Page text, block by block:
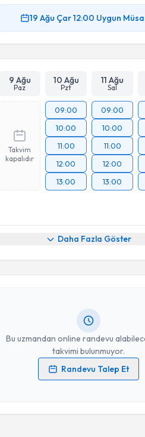
19 Ağu Çar12:00 Uygun
9 Ağu
Paz
10 Ağu
Pzt
11 Ağu
Sal
Takvim
kapalıdır
09:00
10:00
11:00
12:00
13:00
09:00
10:00
11:00
12:00
13:00
Daha Fazla Göster
Bu uzmandan online randevu
takvimi bulunmuyor.
Randevu Talep Et
Takvimi Talebi
Erva Ergüniçin randevu takvimi
randevu almanız için bir takvim
verilerimin işlenmesine ilişkin